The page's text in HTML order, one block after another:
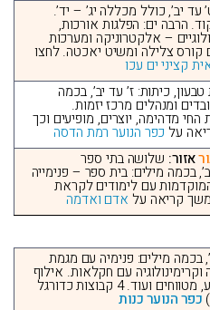
עד יב’, כולל מכללה יג’ – יד’.
הרבה ים: הפלגות אורכות,
– אלקטרוניקה ומערכות
קורס צלילה ומשיט יאכטה. לחצו
קציני ים עכו
כיתות: ז’ עד יב’, בכמה
ומנהלים מרכז יזמות.
מדהימה, יוצרים, מופיעים וכך
על כפר הנוער רמת הדסה
אזור: שלושה בתי ספר
בכמה מילים: בית ספר – פנימייה
עם לימודים לקראת
קריאה על אדם ואדמה
בכמה מילים: פנימיה עם מגמת
עם חקלאות. אילוף
כלבים, רכיבה על סוסים, קרב מגע, מטווחים ועוד. 4 קבוצות כדורגל
כפר הנוער כנות